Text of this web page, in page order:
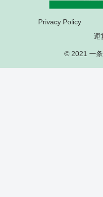
Privacy Policy
運
© 2021 一